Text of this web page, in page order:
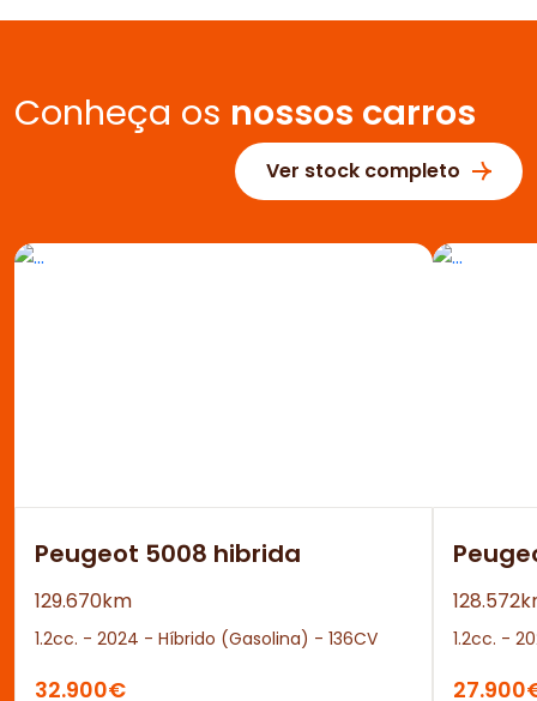
Conheça os nossos carros
Ver stock completo
Peugeot 5008 hibrida
129.670km
1.2cc. - 2024 - Híbrido (Gasolina) - 136CV
32.900€
1.2cc. -